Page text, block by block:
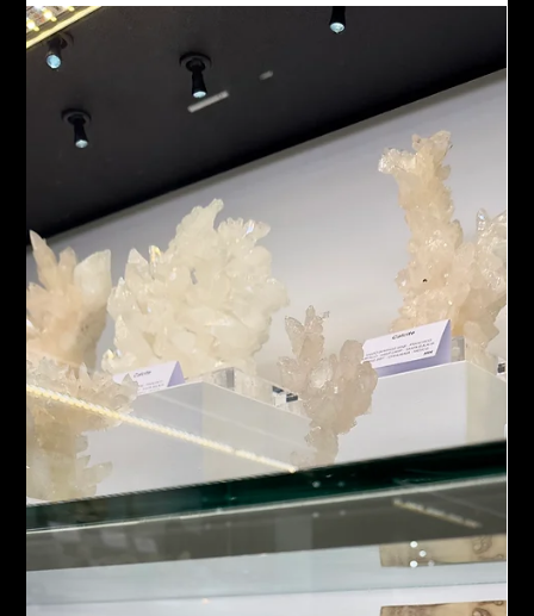
Die Bologna Mineral Show ist eine der bedeutendsten
Veranstaltungen ihrer Art in Italien und zieht Jedes Jahr
Sammler aus ganz Europa an.